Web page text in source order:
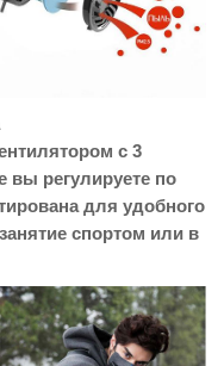
с 3
регулируете по
для удобного
спортом или в